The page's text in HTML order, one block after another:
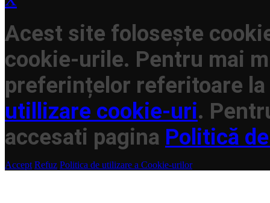
Acest site folosește
cookie-urile. Pentru mai
preferințelor referitoare
utillizare cookie-uri.
accesati pagina Politică
Accept Refuz Politica de utilizare a Cookie-urilor